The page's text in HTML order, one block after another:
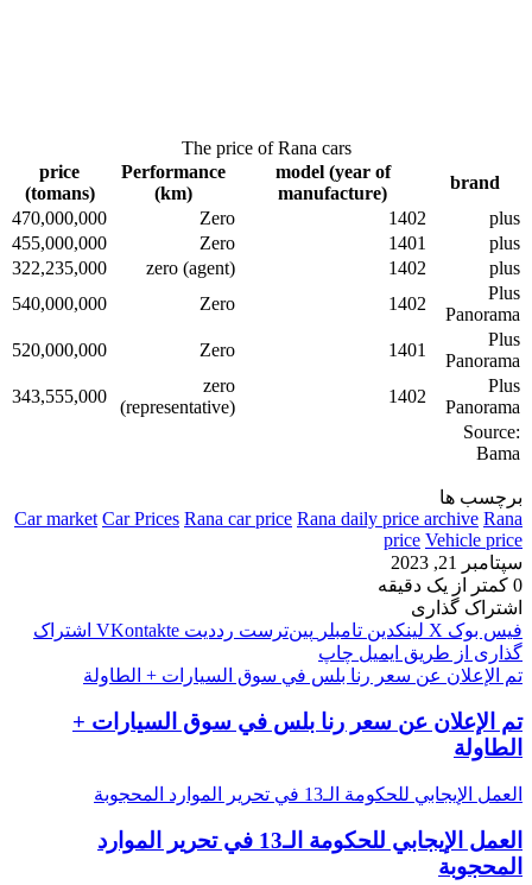
The price of Rana cars
brand
model (year of
manufacture)
Performance
(km)
price
(tomans)
plus
1402
Zero
470,000,000
plus
1401
Zero
455,000,000
plus
1402
zero (agent)
322,235,000
Plus
Panorama
1402
Zero
540,000,000
Plus
Panorama
1401
Zero
520,000,000
Plus
Panorama
1402
zero
(representative)
343,555,000
Source:
Bama
برچسب ها
Car market Car Prices Rana car price Rana daily price archive Rana
price Vehicle price
سپتامبر 21, 2023
0 کمتر از یک دقیقه
اشتراک گذاری
فیس بوک X لینکدین ‫تامبلر ‫پین‌ترست ‫رددیت ‫VKontakte اشتراک
گذاری از طریق ایمیل چاپ
تم الإعلان عن سعر رنا بلس في سوق السيارات + الطاولة
تم الإعلان عن سعر رنا بلس في سوق السيارات +
الطاولة
العمل الإيجابي للحكومة الـ13 في تحرير الموارد المحجوبة
العمل الإيجابي للحكومة الـ13 في تحرير الموارد
المحجوبة